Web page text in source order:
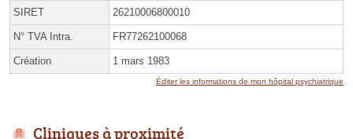
SIRET 26210006800010
N° TVA Intra. FR77262100068
Création 1 mars 1983
Éditer les informations de mon hôpital psychiatrique
Cliniques à proximité